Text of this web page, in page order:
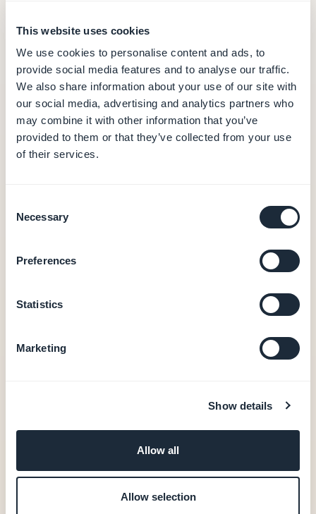
This website uses cookies
We use cookies to personalise content and ads, to
provide social media features and to analyse our traffic.
We also share information about your use of our site with
our social media, advertising and analytics partners who
may combine it with other information that you’ve
provided to them or that they’ve collected from your use
of their services.
Selection
Necessary
Preferences
Statistics
Marketing
Show details
Allow all
Allow selection
Sezione menu, categoria e filtro
Gestione dei contenuti
Organizzare il tuo contenuto
Gestire e pubblicare articoli
Aggiungere gallerie fotografiche
Gestire l'agenda e gli eventi
Pubblicazione dell'app
Configurare gli account sviluppatore (Apple e
Risolvere un rifiuto di Google (Play Store)
Risolvere un rifiuto di Apple (App Store)
Vedi tutte le categorie